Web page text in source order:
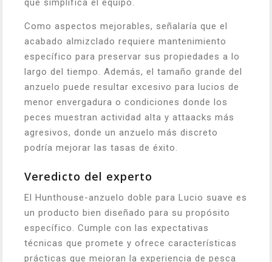
que simplifica el equipo.
Como aspectos mejorables, señalaría que el
acabado almizclado requiere mantenimiento
específico para preservar sus propiedades a lo
largo del tiempo. Además, el tamaño grande del
anzuelo puede resultar excesivo para lucios de
menor envergadura o condiciones donde los
peces muestran actividad alta y attaacks más
agresivos, donde un anzuelo más discreto
podría mejorar las tasas de éxito.
Veredicto del experto
El Hunthouse-anzuelo doble para Lucio suave es
un producto bien diseñado para su propósito
específico. Cumple con las expectativas
técnicas que promete y ofrece características
prácticas que mejoran la experiencia de pesca